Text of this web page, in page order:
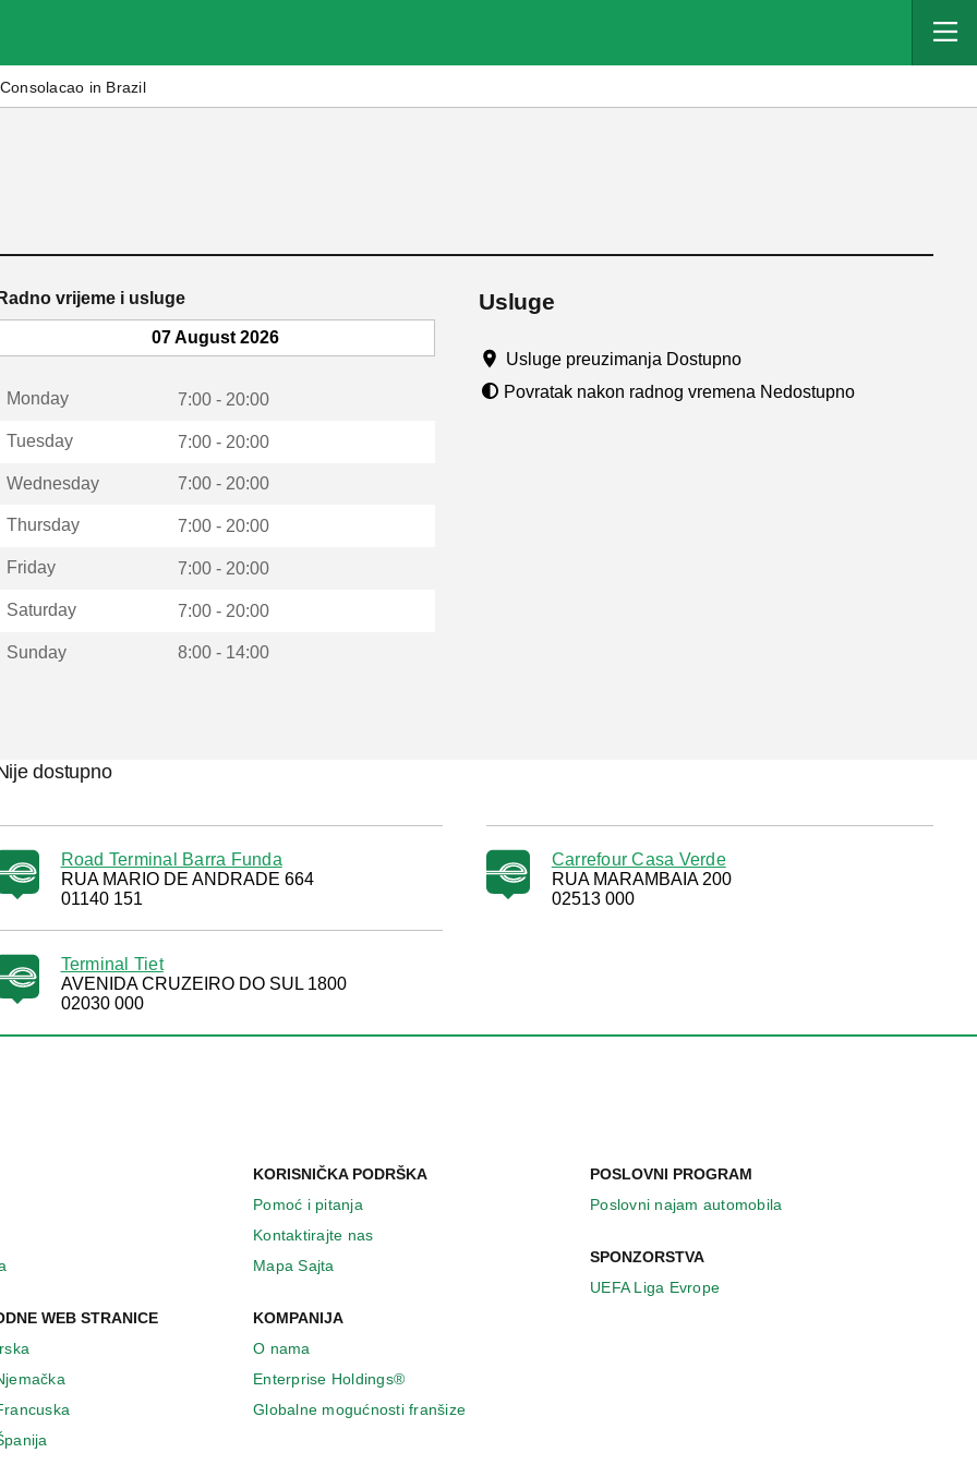
Consolacao in Brazil
vrijeme i usluge
07 August 2026
Monday 7:00 - 20:00
Tuesday 7:00 - 20:00
Wednesday 7:00 - 20:00
Thursday 7:00 - 20:00
Friday 7:00 - 20:00
Saturday 7:00 - 20:00
Sunday 8:00 - 14:00
Usluge
Usluge preuzimanja Dostupno
Povratak nakon radnog vremena Nedostupno
dostupno
Road Terminal Barra Funda
RUA MARIO DE ANDRADE 664
01140 151
Carrefour Casa Verde
RUA MARAMBAIA 200
02513 000
Terminal Tiet
AVENIDA CRUZEIRO DO SUL 1800
02030 000
WEB STRANICE
KORISNIČKA PODRŠKA
Pomoć i pitanja
Kontaktirajte nas
Mapa Sajta
KOMPANIJA
O nama
Enterprise Holdings®
Globalne mogućnosti franšize
POSLOVNI PROGRAM
Poslovni najam automobila
SPONZORSTVA
UEFA Liga Evrope